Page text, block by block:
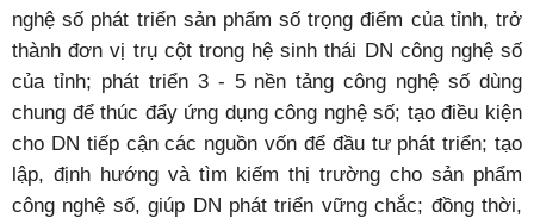
nghệ số phát triển sản phẩm số trọng điểm của tỉnh, trở
thành đơn vị trụ cột trong hệ sinh thái DN công nghệ số
của tỉnh; phát triển 3 - 5 nền tảng công nghệ số dùng
chung để thúc đẩy ứng dụng công nghệ số; tạo điều kiện
cho DN tiếp cận các nguồn vốn để đầu tư phát triển; tạo
lập, định hướng và tìm kiếm thị trường cho sản phẩm
công nghệ số, giúp DN phát triển vững chắc; đồng thời,